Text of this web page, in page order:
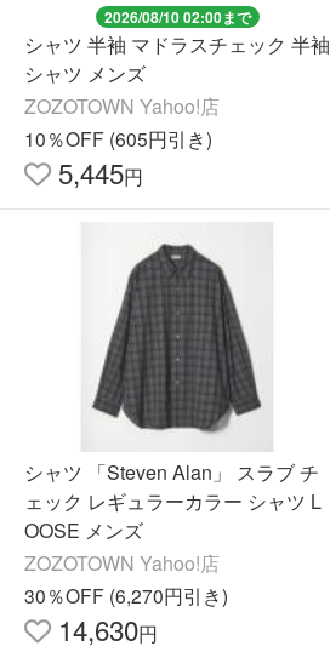
2026/08/10 02:00まで
シャツ 半袖 マドラスチェック 半袖
シャツ メンズ
ZOZOTOWN Yahoo!店
10％OFF (605円引き)
5,445円
シャツ 「Steven Alan」 スラブ チ
ェック レギュラーカラー シャツ L
OOSE メンズ
ZOZOTOWN Yahoo!店
30％OFF (6,270円引き)
14,630円